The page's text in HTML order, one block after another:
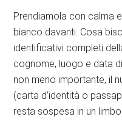
Prendiamola con calma
bianco davanti. Cosa
identificativi completi
cognome, luogo e data
non meno importante, il
(carta d’identità o
resta sospesa in un